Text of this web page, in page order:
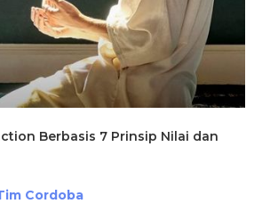
Berbasis 7 Prinsip Nilai dan
Cordoba